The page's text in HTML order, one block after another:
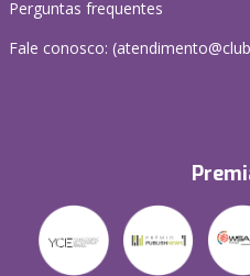
Perguntas frequentes
Fale conosco: